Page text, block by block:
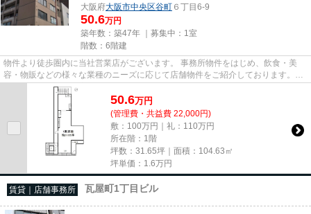
大阪府大阪市中央区谷町 ６丁目6-9
50.6万円
築年数：築47年 ｜募集中： 1室
階数：6階建
物件より徒歩圏内に当社営業店がございます。 事務所物件をはじめ、飲食・美
容・物販などの様々な業種のニーズに応じて店舗物件をご紹介しております。
尚、弊社ではおとり広告は一切...
50.6万円
(管理費・共益費 22,000円)
敷：100万円｜礼：110万円
所在階：1階
坪数：31.65坪｜面積：104.63㎡
坪単価： 1.6万円
賃貸｜店舗事務所 瓦屋町1丁目ビル